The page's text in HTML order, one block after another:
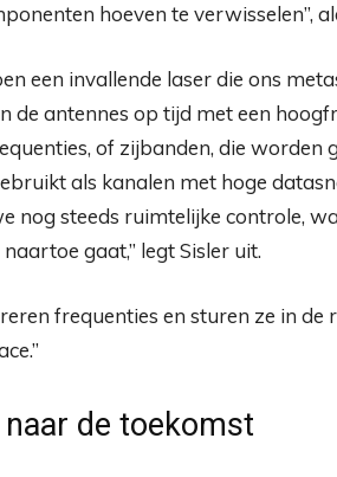
hoeven te verwisselen”,
een invallende laser die ons
de antennes op tijd met een
of zijbanden, die worden
als kanalen met hoge
nog steeds ruimtelijke controle,
gaat,” legt Sisler uit.
frequenties en sturen ze in
de toekomst